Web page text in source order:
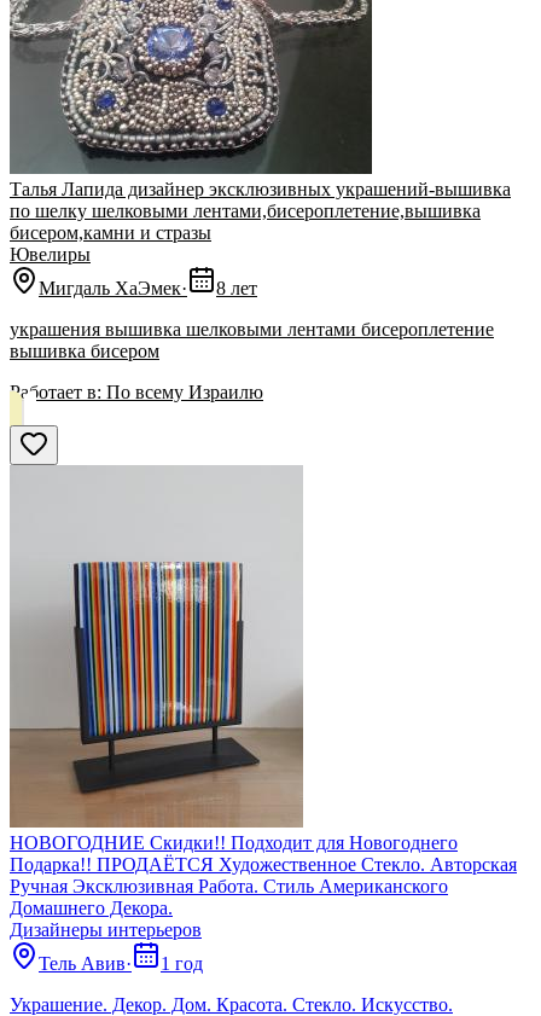
Талья Лапида дизайнер эксклюзивных украшений-вышивка
по шелку шелковыми лентами,бисероплетение,вышивка
бисером,камни и стразы
Ювелиры
Мигдаль ХаЭмек·
8 лет
украшения вышивка шелковыми лентами бисероплетение
вышивка бисером
Работает в: По всему Израилю
НОВОГОДНИЕ Скидки!! Подходит для Новогоднего
Подарка!! ПРОДАЁТСЯ Художественное Стекло. Авторская
Ручная Эксклюзивная Работа. Стиль Американского
Домашнего Декора.
Дизайнеры интерьеров
Тель Авив·
1 год
Украшение. Декор. Дом. Красота. Стекло. Искусство.